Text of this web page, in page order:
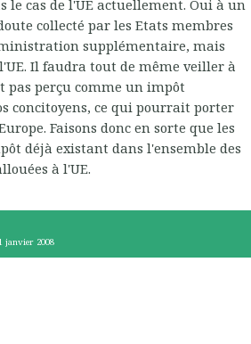
le cas de l'UE actuellement. Oui à un
collecté par les Etats membres
supplémentaire, mais
Il faudra tout de même veiller à
pas perçu comme un impôt
concitoyens, ce qui pourrait porter
Faisons donc en sorte que les
déjà existant dans l'ensemble des
à l'UE.
janvier 2008